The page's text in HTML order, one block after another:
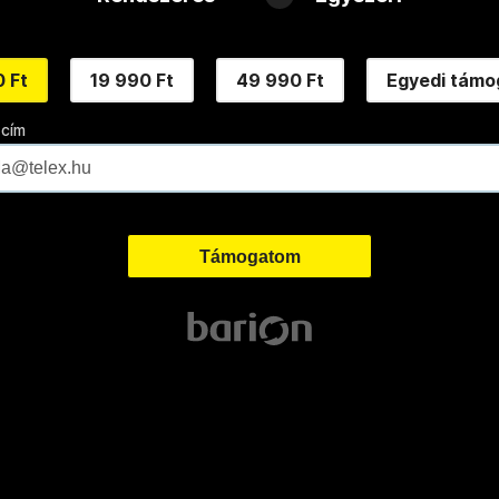
Ft 19 990 Ft 49 990 Ft Egyedi